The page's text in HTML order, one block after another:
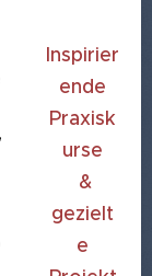
Inspirier
ende
Praxisk
urse
&
gezielt
e